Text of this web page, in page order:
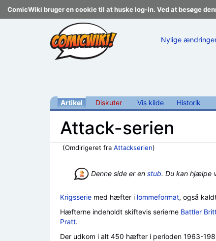
ComicWiki bruger en cookie til at huske log-in. Ved at besøge
Nylige
Artikel Diskuter Vis kilde Historik
Attack-serien
(Omdirigeret fra Attackserien)
Denne side er en stub. Du kan hjælpe
Krigsserie med hæfter i lommeformat, også
Hæfterne indeholdt skiftevis serierne Battler
Pratt.
Der udkom i alt 450 hæfter i perioden 1963-